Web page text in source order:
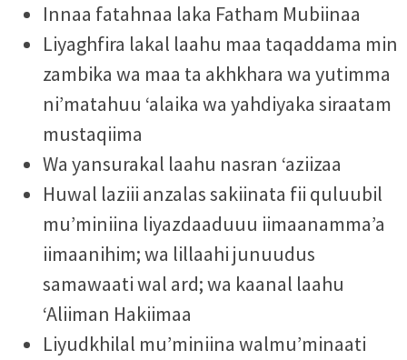
Innaa fatahnaa laka Fatham Mubiinaa
Liyaghfira lakal laahu maa taqaddama min
zambika wa maa ta akhkhara wa yutimma
ni’matahuu ‘alaika wa yahdiyaka siraatam
mustaqiima
Wa yansurakal laahu nasran ‘aziizaa
Huwal laziii anzalas sakiinata fii quluubil
mu’miniina liyazdaaduuu iimaanamma’a
iimaanihim; wa lillaahi junuudus
samawaati wal ard; wa kaanal laahu
‘Aliiman Hakiimaa
Liyudkhilal mu’miniina walmu’minaati